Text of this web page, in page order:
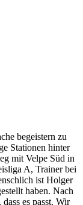
begeistern zu
Stationen hinter
mit Velpe Süd in
A, Trainer bei
ist Holger
haben. Nach
es passt. Wir